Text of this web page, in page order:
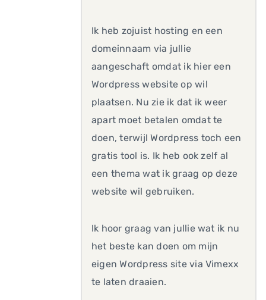
Ik heb zojuist hosting en een
domeinnaam via jullie
aangeschaft omdat ik hier een
Wordpress website op wil
plaatsen. Nu zie ik dat ik weer
apart moet betalen omdat te
doen, terwijl Wordpress toch een
gratis tool is. Ik heb ook zelf al
een thema wat ik graag op deze
website wil gebruiken.
Ik hoor graag van jullie wat ik nu
het beste kan doen om mijn
eigen Wordpress site via Vimexx
te laten draaien.